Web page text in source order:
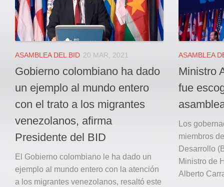
ASAMBLEA DEL BID 20 MAR, 2021
Gobierno colombiano ha dado
un ejemplo al mundo entero
con el trato a los migrantes
venezolanos, afirma
Presidente del BID
El Gobierno colombiano le ha dado un
ejemplo al mundo entero con la atención
a los migrantes venezolanos, resaltó este
ASAMBLEA
Ministro
fue
Los
miembros
Desarrollo
Ministro de
Alberto